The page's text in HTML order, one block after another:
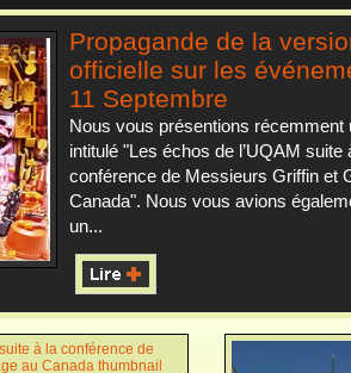
Propagande de la
officielle sur les
11 Septembre
Nous vous présentions récemment
intitulé "Les échos de l’UQAM suite
conférence de Messieurs Griffin et
Canada". Nous vous avions
un...